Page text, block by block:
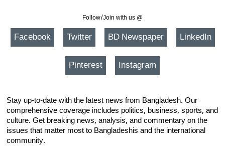
Follow/Join with us @
Facebook Twitter BD Newspaper LinkedIn
Pinterest Instagram
Stay up-to-date with the latest news from Bangladesh. Our
comprehensive coverage includes politics, business, sports, and
culture. Get breaking news, analysis, and commentary on the
issues that matter most to Bangladeshis and the international
community.